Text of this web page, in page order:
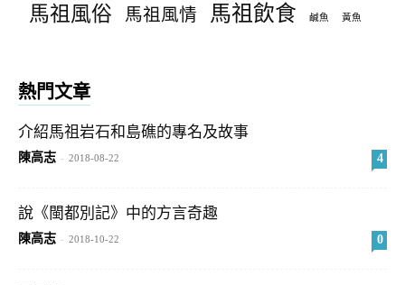
馬祖風俗 馬祖風情 馬祖飲食 鹹魚 黃魚
熱門文章
介紹馬祖岩石和島礁的專名及故事
陳高志 - 2018-08-22 4
說《閩都別記》中的方言奇趣
陳高志 - 2018-10-22 0